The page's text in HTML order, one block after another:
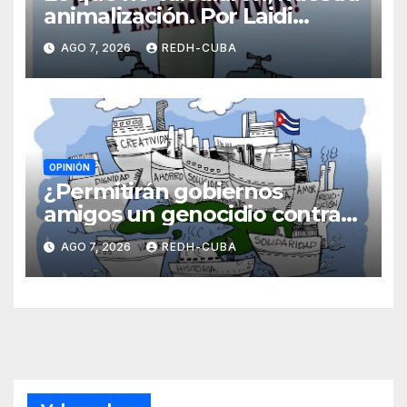
animalización. Por Laidi
Fernández de Juan
AGO 7, 2026 REDH-CUBA
OPINIÓN
¿Permitirán gobiernos
amigos un genocidio contra
Cuba? Por Hedelberto López
Blanch
AGO 7, 2026 REDH-CUBA